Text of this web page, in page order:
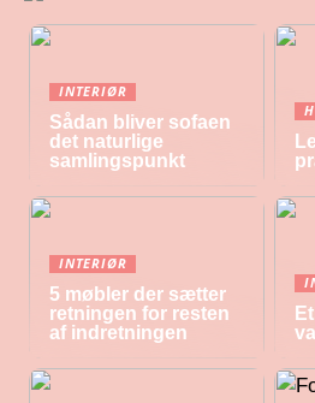
INTERIØR
Sådan bliver sofaen
det naturlige
samlingspunkt
INTERIØR
5 møbler der sætter
retningen for resten
af indretningen